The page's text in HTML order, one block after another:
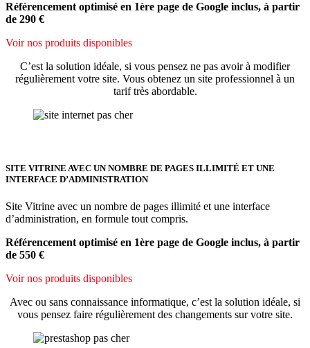
Référencement optimisé en 1ère page de Google inclus, à partir
de 290 €
Voir nos produits disponibles
C’est la solution idéale, si vous pensez ne pas avoir à modifier
régulièrement votre site. Vous obtenez un site professionnel à un
tarif très abordable.
SITE VITRINE AVEC UN NOMBRE DE PAGES ILLIMITÉ ET UNE
INTERFACE D’ADMINISTRATION
Site Vitrine avec un nombre de pages illimité et une interface
d’administration, en formule tout compris.
Référencement optimisé en 1ère page de Google inclus, à partir
de 550 €
Voir nos produits disponibles
Avec ou sans connaissance informatique, c’est la solution idéale, si
vous pensez faire régulièrement des changements sur votre site.